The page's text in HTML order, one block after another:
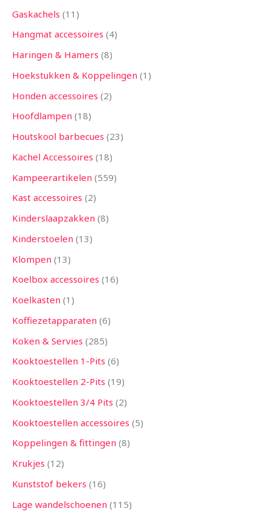
Gaskachels 11
Hangmat accessoires 4
Haringen & Hamers 8
Hoekstukken & Koppelingen 1
Honden accessoires 2
Hoofdlampen 18
Houtskool barbecues 23
Kachel Accessoires 18
Kampeerartikelen 559
Kast accessoires 2
Kinderslaapzakken 8
Kinderstoelen 13
Klompen 13
Koelbox accessoires 16
Koelkasten 1
Koffiezetapparaten 6
Koken & Servies 285
Kooktoestellen 1-Pits 6
Kooktoestellen 2-Pits 19
Kooktoestellen 3/4 Pits 2
Kooktoestellen accessoires 5
Koppelingen & fittingen 8
Krukjes 12
Kunststof bekers 16
Lage wandelschoenen 115